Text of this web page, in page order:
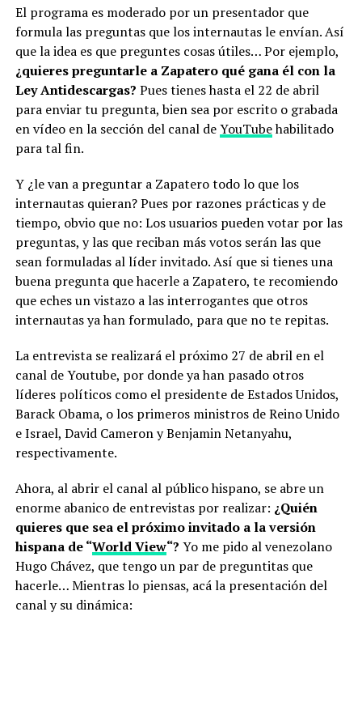
El programa es moderado por un presentador que
formula las preguntas que los internautas le envían. Así
que la idea es que preguntes cosas útiles… Por ejemplo,
¿quieres preguntarle a Zapatero qué gana él con la
Ley Antidescargas? Pues tienes hasta el 22 de abril
para enviar tu pregunta, bien sea por escrito o grabada
en vídeo en la sección del canal deYouTubehabilitado
para tal fin.
Y ¿le van a preguntar a Zapatero todo lo que los
internautas quieran? Pues por razones prácticas y de
tiempo, obvio que no: Los usuarios pueden votar por las
preguntas, y las que reciban más votos serán las que
sean formuladas al líder invitado. Así que si tienes una
buena pregunta que hacerle a Zapatero, te recomiendo
que eches un vistazo a las interrogantes que otros
internautas ya han formulado, para que no te repitas.
La entrevista se realizará el próximo 27 de abril en el
canal de Youtube, por donde ya han pasado otros
líderes políticos como el presidente de Estados Unidos,
Barack Obama, o los primeros ministros de Reino Unido
e Israel, David Cameron y Benjamin Netanyahu,
respectivamente.
Ahora, al abrir el canal al público hispano, se abre un
enorme abanico de entrevistas por realizar: ¿Quién
quieres que sea el próximo invitado a la versión
hispana de “World View“? Yo me pido al venezolano
Hugo Chávez, que tengo un par de preguntitas que
hacerle… Mientras lo piensas, acá la presentación del
canal y su dinámica: